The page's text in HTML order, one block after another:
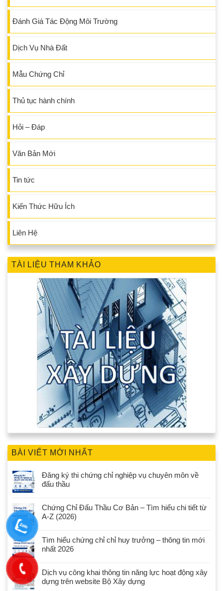
Đánh Giá Tác Động Môi Trường
Dịch Vụ Nhà Đất
Mẫu Chứng Chỉ
Thủ tục hành chính
Hỏi – Đáp
Văn Bản Mới
Tin tức
Kiến Thức Hữu Ích
Liên Hệ
TÀI LIỆU THAM KHẢO
BÀI VIẾT MỚI NHẤT
Đăng ký thi chứng chỉ nghiệp vụ chuyên môn về
đấu thầu
Chứng Chỉ Đấu Thầu Cơ Bản – Tìm hiểu chi tiết từ
A-Z (2026)
Tìm hiểu chứng chỉ chỉ huy trưởng – thông tin mới
nhất 2026
Dịch vụ công khai thông tin năng lực hoạt động xây
dựng trên website Bộ Xây dựng